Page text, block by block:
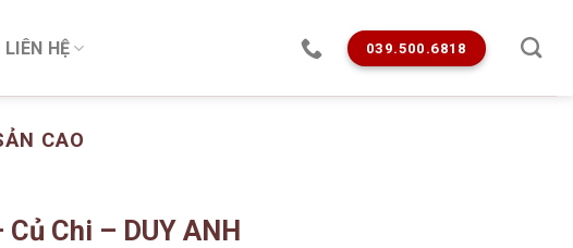
LIÊN HỆ 039.500.6818
CAO
Chi – DUY ANH